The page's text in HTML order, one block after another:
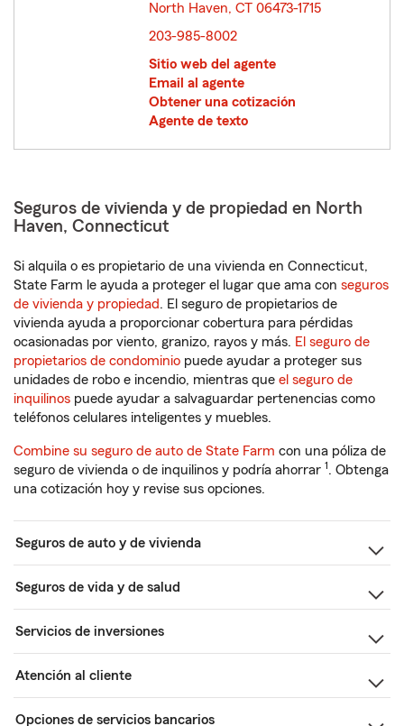
North Haven, CT 06473-1715
203-985-8002
Sitio web del agente
Email al agente
Obtener una cotización
Agente de texto
Seguros de vivienda y de propiedad en North
Haven, Connecticut
Si alquila o es propietario de una vivienda en Connecticut,
State Farm le ayuda a proteger el lugar que ama con seguros
de vivienda y propiedad. El seguro de propietarios de
vivienda ayuda a proporcionar cobertura para pérdidas
ocasionadas por viento, granizo, rayos y más. El seguro de
propietarios de condominio puede ayudar a proteger sus
unidades de robo e incendio, mientras que el seguro de
inquilinos puede ayudar a salvaguardar pertenencias como
teléfonos celulares inteligentes y muebles.
Combine su seguro de auto de State Farm con una póliza de
seguro de vivienda o de inquilinos y podría ahorrar 1. Obtenga
una cotización hoy y revise sus opciones.
Seguros de auto y de vivienda
Seguros de vida y de salud
Servicios de inversiones
Atención al cliente
Opciones de servicios bancarios